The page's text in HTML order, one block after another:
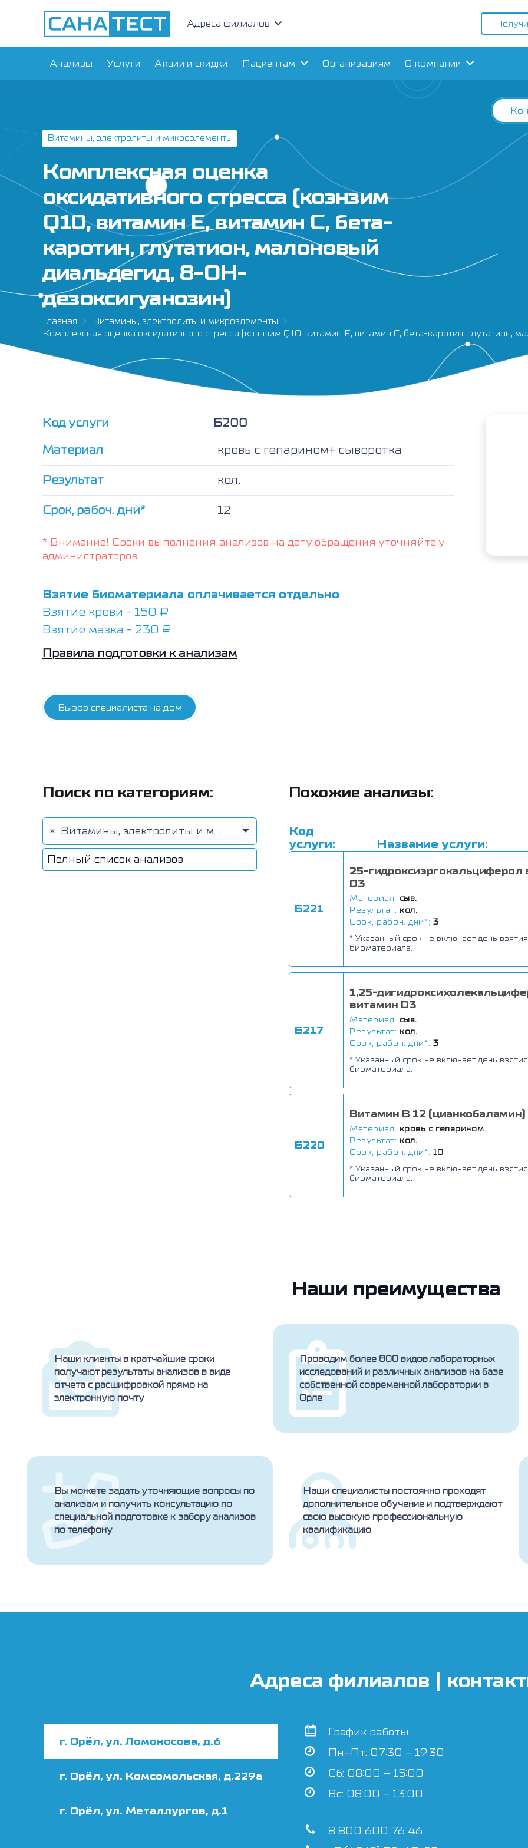
Адреса филиалов
Анализы Услуги Акции и скидки Пациентам Организациям О компании
Витамины, электролиты и микроэлементы
Комплексная оценка
оксидативного стресса (коэнзим
Q10, витамин Е, витамин С, бета-
каротин, глутатион, малоновый
диальдегид, 8-ОН-
дезоксигуанозин)
Главная
Витамины, электролиты и микроэлементы
Комплексная оценка оксидативного стресса (коэнзим Q10, витамин Е, витамин С, бета-каротин, глутатион,
Код услуги
Б200
Материал
кровь с гепарином+ сыворотка
Результат кол.
Срок, рабоч. дни* 12
* Внимание! Сроки выполнения анализов на дату обращения уточняйте у
администраторов.
Взятие биоматериала оплачивается отдельно
Взятие крови - 150 ₽
Взятие мазка - 230 ₽
Правила подготовки к анализам
Вызов специалиста на дом
Поиск по категориям:
× Витамины, электролиты и микроэлементы (78)
Полный список анализов
Похожие анализы:
Код
услуги:
Название услуги:
Б221
25-гидроксиэргокальциферол
D3
Материал: сыв.
Результат: кол.
Срок, рабоч. дни*: 3
* Указанный срок не включает день взятия
биоматериала.
Б217
1,25-
витамин D3
Материал: сыв.
Результат: кол.
Срок, рабоч. дни*: 3
* Указанный срок не включает день взятия
биоматериала.
Б220
Витамин В 12 (цианкобаламин)
Материал: кровь с гепарином
Результат: кол.
Срок, рабоч. дни*: 10
* Указанный срок не включает день взятия
биоматериала.
Наши преимущества
Наши клиенты в кратчайшие сроки
получают результаты анализов в виде
отчета с расшифровкой прямо на
электронную почту
Проводим более 800 видов лабораторных
исследований и различных анализов на базе
собственной современной лаборатории в
Орле
Вы можете задать уточняющие вопросы по
анализам и получить консультацию по
специальной подготовке к забору анализов
по телефону
Наши специалисты постоянно проходят
дополнительное обучение и подтверждают
свою высокую профессиональную
квалификацию
Адреса филиалов |
г. Орёл, ул. Ломоносова, д.6
г. Орёл, ул. Комсомольская, д.229а
г. Орёл, ул. Металлургов, д.1
График работы:
Пн–Пт: 07:30 – 19:30
Сб: 08:00 – 15:00
Вс: 08:00 – 13:00
8 800 600 76 46